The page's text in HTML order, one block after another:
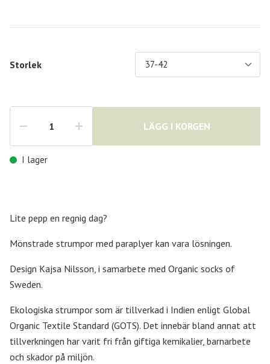
Storlek
LÄGG I KORGEN
I lager
Lite pepp en regnig dag?
Mönstrade strumpor med paraplyer kan vara lösningen.
Design Kajsa Nilsson, i samarbete med Organic socks of
Sweden.
Ekologiska strumpor som är tillverkad i Indien enligt Global
Organic Textile Standard (GOTS). Det innebär bland annat att
tillverkningen har varit fri från giftiga kemikalier, barnarbete
och skador på miljön.